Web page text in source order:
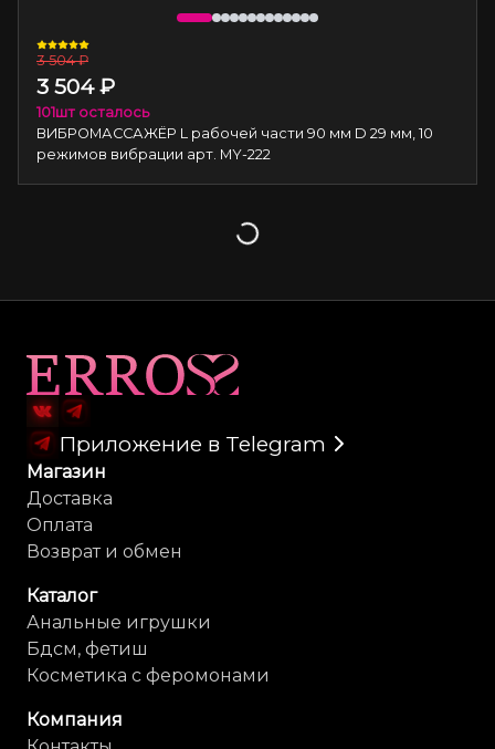
ВИБРОМАССАЖЁР L рабочей части 90 мм D 29 мм, 10
режимов вибрации арт. MY-222
101шт осталось
3 504 ₽
3 504₽
Загрузка
Приложение в Telegram
Магазин
Доставка
Оплата
Возврат и обмен
Каталог
Анальные игрушки
Бдсм, фетиш
Косметика с феромонами
Компания
Карта сайта